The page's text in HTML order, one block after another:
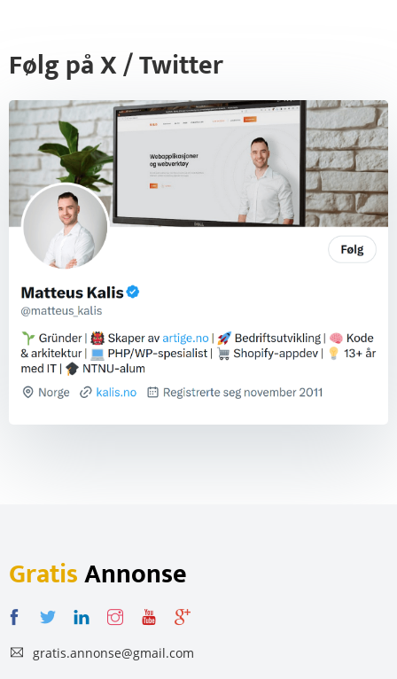
Følg på X / Twitter
GratisAnnonse
gratis.annonse@gmail.com